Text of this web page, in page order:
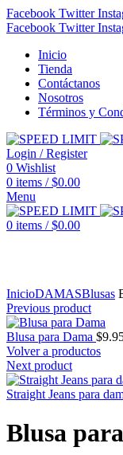
Facebook Twitter
Facebook Twitter
Inicio
Tienda
Contáctanos
Nosotros
Términos y
Login / Register
0 Wishlist
0 items / $0.00
Menu
0 items / $0.00
InicioDAMASBlusas
Previous product
Blusa para Dama $
Volver a productos
Next product
Straight Jeans para
Blusa